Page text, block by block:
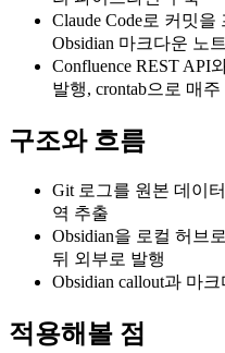
Claude Code로 커밋
Obsidian 마크다운 노
Confluence REST API
발행, crontab으로 매
구조와 흐름
Git 로그를 원본 데이
역 추출
Obsidian을 로컬 허브
뒤 외부로 발행
Obsidian callout과 마
적용해볼 점